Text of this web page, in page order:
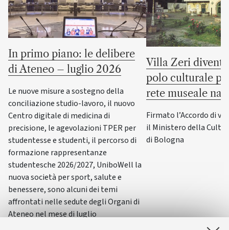
In primo piano: le delibere
di Ateneo – luglio 2026
Le nuove misure a sostegno della
conciliazione studio-lavoro, il nuovo
Centro digitale di medicina di
precisione, le agevolazioni TPER per
studentesse e studenti, il percorso di
formazione rappresentanze
studentesche 2026/2027, UniboWell la
nuova società per sport, salute e
benessere, sono alcuni dei temi
affrontati nelle sedute degli Organi di
Ateneo nel mese di luglio
Villa Zeri
polo culturale
rete museale
Firmato l’Accordo di
il Ministero della
di Bologna